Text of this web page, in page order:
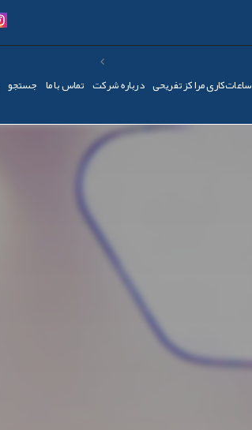
ساعات‌کاری مراکز تفریحی درباره شرکت تماس با ما جستجو